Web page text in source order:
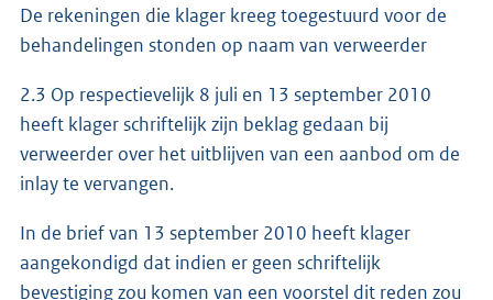
De rekeningen die klager kreeg toegestuurd voor de
behandelingen stonden op naam van verweerder
2.3 Op respectievelijk 8 juli en 13 september 2010
heeft klager schriftelijk zijn beklag gedaan bij
verweerder over het uitblijven van een aanbod om de
inlay te vervangen.
In de brief van 13 september 2010 heeft klager
aangekondigd dat indien er geen schriftelijk
bevestiging zou komen van een voorstel dit reden zou